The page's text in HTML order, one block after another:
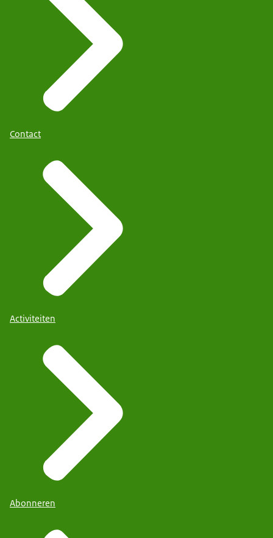
Contact
Activiteiten
Abonneren